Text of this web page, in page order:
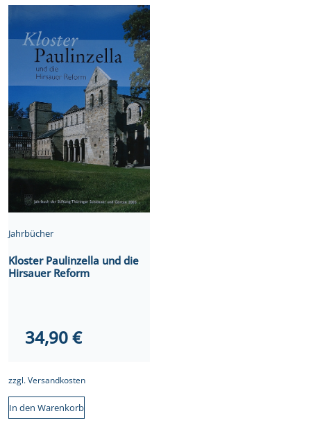
Jahrbücher
Kloster Paulinzella und die
Hirsauer Reform
34,90€
zzgl.Versandkosten
In den Warenkorb